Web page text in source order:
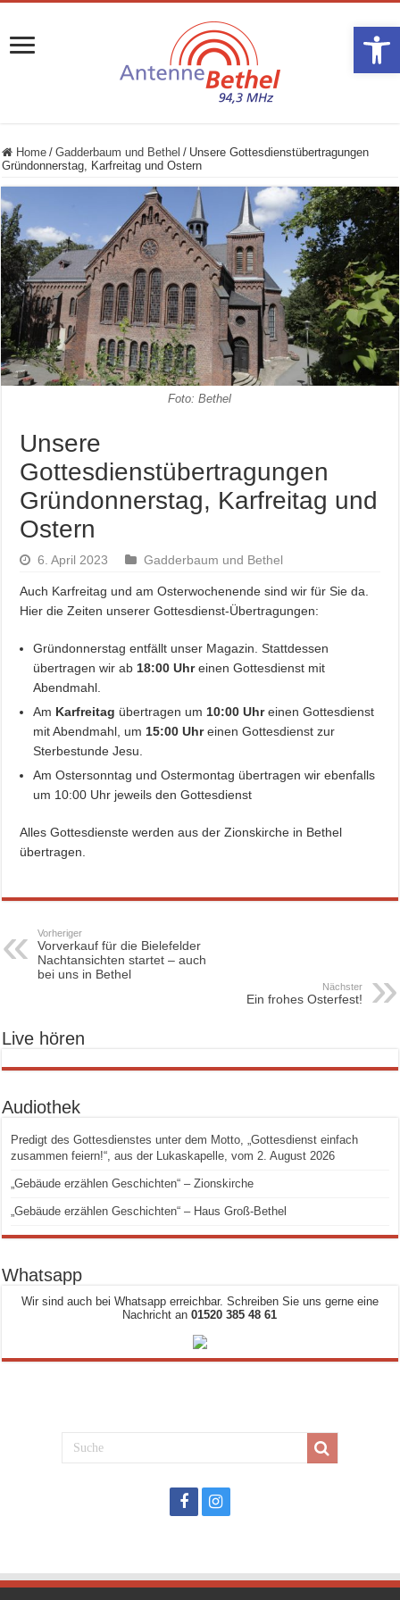
Home / Gadderbaum und Bethel / Unsere Gottesdienstübertragungen
Gründonnerstag, Karfreitag und Ostern
Foto: Bethel
Unsere
Gottesdienstübertragungen
Gründonnerstag, Karfreitag und
Ostern
6. April 2023 Gadderbaum und Bethel
Auch Karfreitag und am Osterwochenende sind wir für Sie da.
Hier die Zeiten unserer Gottesdienst-Übertragungen:
Gründonnerstag entfällt unser Magazin. Stattdessen
übertragen wir ab 18:00 Uhreinen Gottesdienst mit
Abendmahl.
Am Karfreitag übertragen um 10:00 Uhreinen Gottesdienst
mit Abendmahl, um 15:00 Uhreinen Gottesdienst zur
Sterbestunde Jesu.
Am Ostersonntag und Ostermontag übertragen wir ebenfalls
um 10:00 Uhr jeweils den Gottesdienst
Alles Gottesdienste werden aus der Zionskirche in Bethel
übertragen.
Vorheriger
Vorverkauf für die Bielefelder
Nachtansichten startet – auch
bei uns in Bethel
Nächster
Ein frohes Osterfest!
Live hören
Audiothek
Predigt des Gottesdienstes unter dem Motto, „Gottesdienst einfach
zusammen feiern!“, aus der Lukaskapelle, vom 2. August 2026
„Gebäude erzählen Geschichten“ – Zionskirche
„Gebäude erzählen Geschichten“ – Haus Groß-Bethel
Whatsapp
Wir sind auch bei Whatsapp erreichbar. Schreiben Sie uns gerne eine
Nachricht an01520 385 48 61